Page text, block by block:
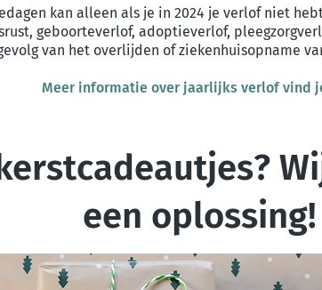
kan alleen als je in 2024 je verlof niet
geboorteverlof, adoptieverlof,
van het overlijden of ziekenhuisopname
Meer informatie over jaarlijks verlof vind
een oplossing!